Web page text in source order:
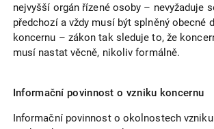
nejvyšší orgán řízené osoby – nevyžaduje
předchozí a vždy musí být splněný obecné
koncernu – zákon tak sleduje to, že
musí nastat věcně, nikoliv formálně.
Informační povinnost o vzniku koncernu
Informační povinnost o okolnostech